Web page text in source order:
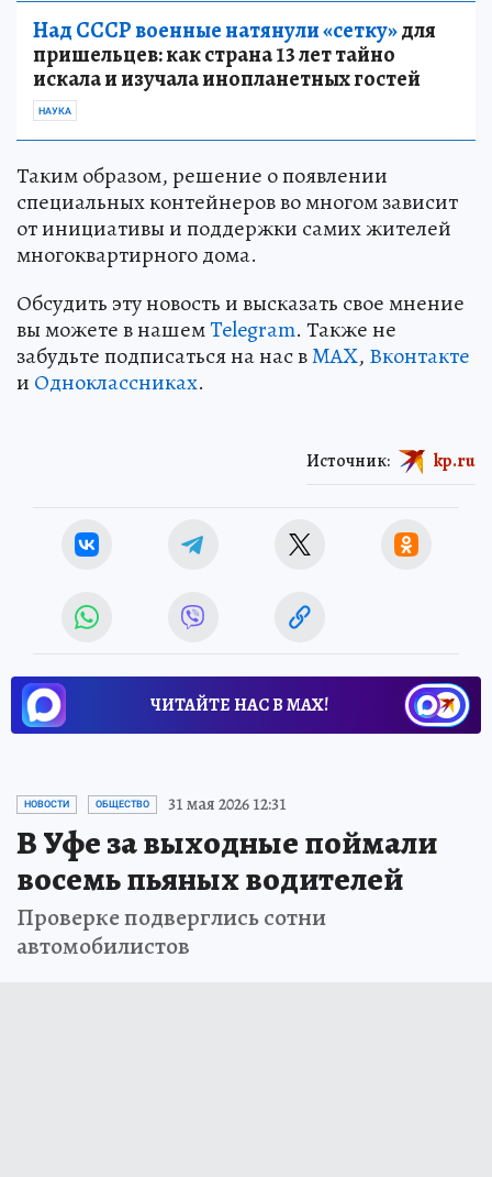
Над СССР военные натянули «сетку»для
пришельцев: как страна 13 лет тайно
искала и изучала инопланетных гостей
НАУКА
Таким образом, решение о появлении
специальных контейнеров во многом зависит
от инициативы и поддержки самих жителей
многоквартирного дома.
Обсудить эту новость и высказать свое мнение
вы можете в нашемTelegram. Также не
забудьте подписаться на нас вMAX, Вконтакте
и Одноклассниках.
Источник: kp.ru
ЧИТАЙТЕ НАС В МАХ!
НОВОСТИ ОБЩЕСТВО 31 мая 2026 12:31
В Уфе за выходные поймали
восемь пьяных водителей
Проверке подверглись сотни
автомобилистов